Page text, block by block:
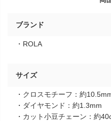
ブランド
・ROLA
サイズ
・クロスモチーフ：約
・ダイヤモンド：約1.3mm
・カット小豆チェーン：約